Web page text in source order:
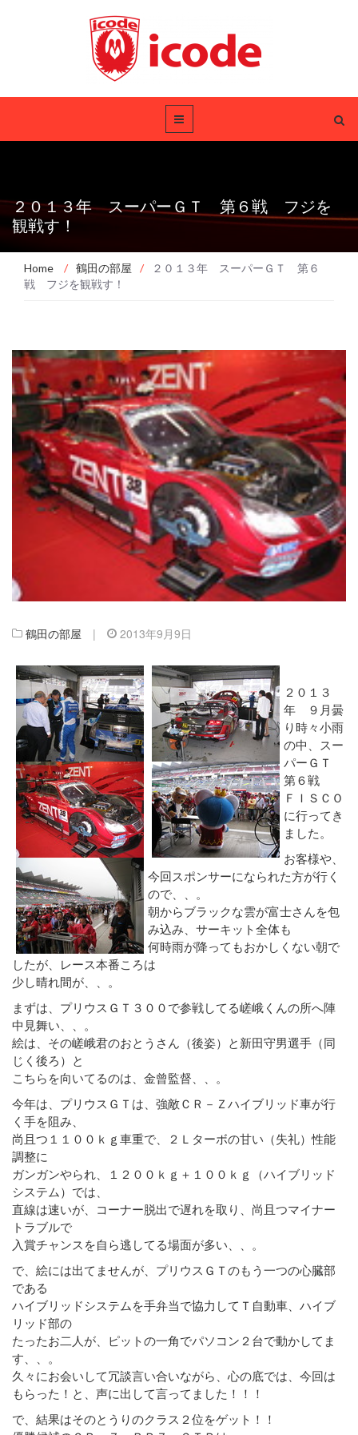
２０１３年 スーパーＧＴ 第６戦 フジを
観戦す！
Home / 鶴田の部屋 /
２０１３年 スーパーＧＴ 第６
戦 フジを観戦す！
鶴田の部屋 | 2013年9月9日
２０１３
年 ９月曇
り時々小雨
の中、スー
パーＧＴ
第６戦
ＦＩＳＣＯ
に行ってき
ました。
お客様や、
今回スポンサーになられた方が行く
ので、、。
朝からブラックな雲が富士さんを包
み込み、サーキット全体も
何時雨が降ってもおかしくない朝で
したが、レース本番ころは
少し晴れ間が、、。
まずは、プリウスＧＴ３００で参戦してる嵯峨くんの所へ陣
中見舞い、、。
絵は、その嵯峨君のおとうさん（後姿）と新田守男選手（同
じく後ろ）と
こちらを向いてるのは、金曾監督、、。
今年は、プリウスＧＴは、強敵ＣＲ－Ｚハイブリッド車が行
く手を阻み、
尚且つ１１００ｋｇ車重で、２Ｌターボの甘い（失礼）性能
調整に
ガンガンやられ、１２００ｋｇ＋１００ｋｇ（ハイブリッド
システム）では、
直線は速いが、コーナー脱出で遅れを取り、尚且つマイナー
トラブルで
入賞チャンスを自ら逃してる場面が多い、、。
で、絵には出てませんが、プリウスＧＴのもう一つの心臓部
である
ハイブリッドシステムを手弁当で協力してＴ自動車、ハイブ
リッド部の
たったお二人が、ピットの一角でパソコン２台で動かしてま
す、、。
久々にお会いして冗談言い合いながら、心の底では、今回は
もらった！と、声に出して言ってました！！！
で、結果はそのとうりのクラス２位をゲット！！